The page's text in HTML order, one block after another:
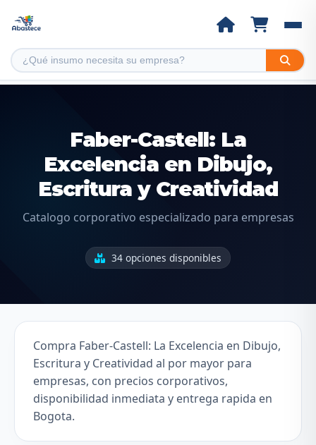
Faber-Castell: La
Excelencia en Dibujo,
Escritura y Creatividad
Catalogo corporativo especializado para empresas
34 opciones disponibles
Compra Faber-Castell: La Excelencia en Dibujo,
Escritura y Creatividad al por mayor para
empresas, con precios corporativos,
disponibilidad inmediata y entrega rapida en
Bogota.